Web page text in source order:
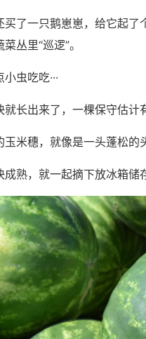
买了一只鹅崽崽，给它起
丛里“巡逻”。
虫吃吃···
就长出来了，一棵保守估计
玉米穗，就像是一头蓬松的
成熟，就一起摘下放冰箱储